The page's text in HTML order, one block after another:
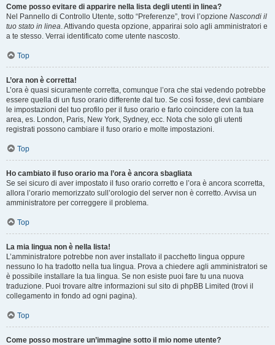
Come posso evitare di apparire nella lista degli utenti in linea?
Nel Pannello di Controllo Utente, sotto “Preferenze”, trovi l’opzione Nascondi il
tuo stato in linea. Attivando questa opzione, apparirai solo agli amministratori e
a te stesso. Verrai identificato come utente nascosto.
Top
L’ora non è corretta!
L’ora è quasi sicuramente corretta, comunque l’ora che stai vedendo potrebbe
essere quella di un fuso orario differente dal tuo. Se così fosse, devi cambiare
le impostazioni del tuo profilo per il fuso orario e farlo coincidere con la tua
area, es. London, Paris, New York, Sydney, ecc. Nota che solo gli utenti
registrati possono cambiare il fuso orario e molte impostazioni.
Top
Ho cambiato il fuso orario ma l’ora è ancora sbagliata
Se sei sicuro di aver impostato il fuso orario corretto e l’ora è ancora scorretta,
allora l’orario memorizzato sull’orologio del server non è corretto. Avvisa un
amministratore per correggere il problema.
Top
La mia lingua non è nella lista!
L’amministratore potrebbe non aver installato il pacchetto lingua oppure
nessuno lo ha tradotto nella tua lingua. Prova a chiedere agli amministratori se
è possibile installare la tua lingua. Se non esiste puoi fare tu una nuova
traduzione. Puoi trovare altre informazioni sul sito di phpBB Limited (trovi il
collegamento in fondo ad ogni pagina).
Top
Come posso mostrare un’immagine sotto il mio nome utente?